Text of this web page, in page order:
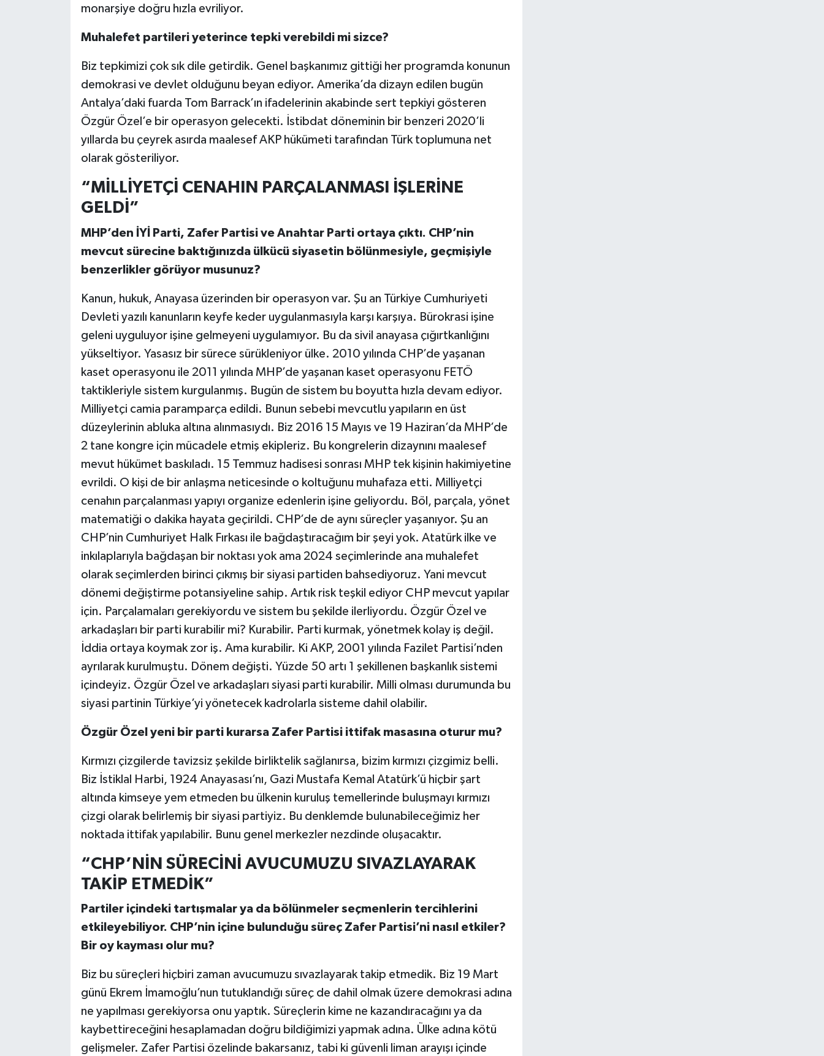
monarşiye doğru hızla evriliyor.
Muhalefet partileri yeterince tepki verebildi mi sizce?
Biz tepkimizi çok sık dile getirdik. Genel başkanımız gittiği her programda konunun
demokrasi ve devlet olduğunu beyan ediyor. Amerika’da dizayn edilen bugün
Antalya’daki fuarda Tom Barrack’ın ifadelerinin akabinde sert tepkiyi gösteren
Özgür Özel’e bir operasyon gelecekti. İstibdat döneminin bir benzeri 2020’li
yıllarda bu çeyrek asırda maalesef AKP hükümeti tarafından Türk toplumuna net
olarak gösteriliyor.
“MİLLİYETÇİ CENAHIN PARÇALANMASI İŞLERİNE
GELDİ”
MHP’den İYİ Parti, Zafer Partisi ve Anahtar Parti ortaya çıktı. CHP’nin
mevcut sürecine baktığınızda ülkücü siyasetin bölünmesiyle, geçmişiyle
benzerlikler görüyor musunuz?
Kanun, hukuk, Anayasa üzerinden bir operasyon var. Şu an Türkiye Cumhuriyeti
Devleti yazılı kanunların keyfe keder uygulanmasıyla karşı karşıya. Bürokrasi işine
geleni uyguluyor işine gelmeyeni uygulamıyor. Bu da sivil anayasa çığırtkanlığını
yükseltiyor. Yasasız bir sürece sürükleniyor ülke. 2010 yılında CHP’de yaşanan
kaset operasyonu ile 2011 yılında MHP’de yaşanan kaset operasyonu FETÖ
taktikleriyle sistem kurgulanmış. Bugün de sistem bu boyutta hızla devam ediyor.
Milliyetçi camia paramparça edildi. Bunun sebebi mevcutlu yapıların en üst
düzeylerinin abluka altına alınmasıydı. Biz 2016 15 Mayıs ve 19 Haziran’da MHP’de
2 tane kongre için mücadele etmiş ekipleriz. Bu kongrelerin dizaynını maalesef
mevut hükümet baskıladı. 15 Temmuz hadisesi sonrası MHP tek kişinin hakimiyetine
evrildi. O kişi de bir anlaşma neticesinde o koltuğunu muhafaza etti. Milliyetçi
cenahın parçalanması yapıyı organize edenlerin işine geliyordu. Böl, parçala, yönet
matematiği o dakika hayata geçirildi. CHP’de de aynı süreçler yaşanıyor. Şu an
CHP’nin Cumhuriyet Halk Fırkası ile bağdaştıracağım bir şeyi yok. Atatürk ilke ve
inkılaplarıyla bağdaşan bir noktası yok ama 2024 seçimlerinde ana muhalefet
olarak seçimlerden birinci çıkmış bir siyasi partiden bahsediyoruz. Yani mevcut
dönemi değiştirme potansiyeline sahip. Artık risk teşkil ediyor CHP mevcut yapılar
için. Parçalamaları gerekiyordu ve sistem bu şekilde ilerliyordu. Özgür Özel ve
arkadaşları bir parti kurabilir mi? Kurabilir. Parti kurmak, yönetmek kolay iş değil.
İddia ortaya koymak zor iş. Ama kurabilir. Ki AKP, 2001 yılında Fazilet Partisi’nden
ayrılarak kurulmuştu. Dönem değişti. Yüzde 50 artı 1 şekillenen başkanlık sistemi
içindeyiz. Özgür Özel ve arkadaşları siyasi parti kurabilir. Milli olması durumunda bu
siyasi partinin Türkiye’yi yönetecek kadrolarla sisteme dahil olabilir.
Özgür Özel yeni bir parti kurarsa Zafer Partisi ittifak masasına oturur mu?
Kırmızı çizgilerde tavizsiz şekilde birliktelik sağlanırsa, bizim kırmızı çizgimiz belli.
Biz İstiklal Harbi, 1924 Anayasası’nı, Gazi Mustafa Kemal Atatürk’ü hiçbir şart
altında kimseye yem etmeden bu ülkenin kuruluş temellerinde buluşmayı kırmızı
çizgi olarak belirlemiş bir siyasi partiyiz. Bu denklemde bulunabileceğimiz her
noktada ittifak yapılabilir. Bunu genel merkezler nezdinde oluşacaktır.
“CHP’NİN SÜRECİNİ AVUCUMUZU SIVAZLAYARAK
TAKİP ETMEDİK”
Partiler içindeki tartışmalar ya da bölünmeler seçmenlerin tercihlerini
etkileyebiliyor. CHP’nin içine bulunduğu süreç Zafer Partisi’ni nasıl etkiler?
Bir oy kayması olur mu?
Biz bu süreçleri hiçbiri zaman avucumuzu sıvazlayarak takip etmedik. Biz 19 Mart
günü Ekrem İmamoğlu’nun tutuklandığı süreç de dahil olmak üzere demokrasi adına
ne yapılması gerekiyorsa onu yaptık. Süreçlerin kime ne kazandıracağını ya da
kaybettireceğini hesaplamadan doğru bildiğimizi yapmak adına. Ülke adına kötü
gelişmeler. Zafer Partisi özelinde bakarsanız, tabi ki güvenli liman arayışı içinde